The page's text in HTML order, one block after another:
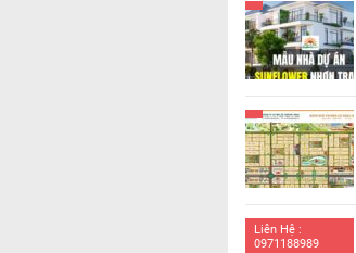
Liên Hệ :
0971188989